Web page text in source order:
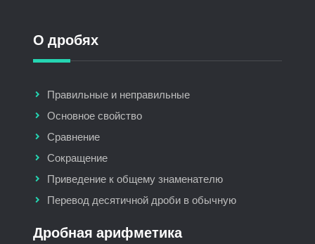
О дробях
Правильные и неправильные
Основное свойство
Сравнение
Сокращение
Приведение к общему знаменателю
Перевод десятичной дроби в обычную
Дробная арифметика